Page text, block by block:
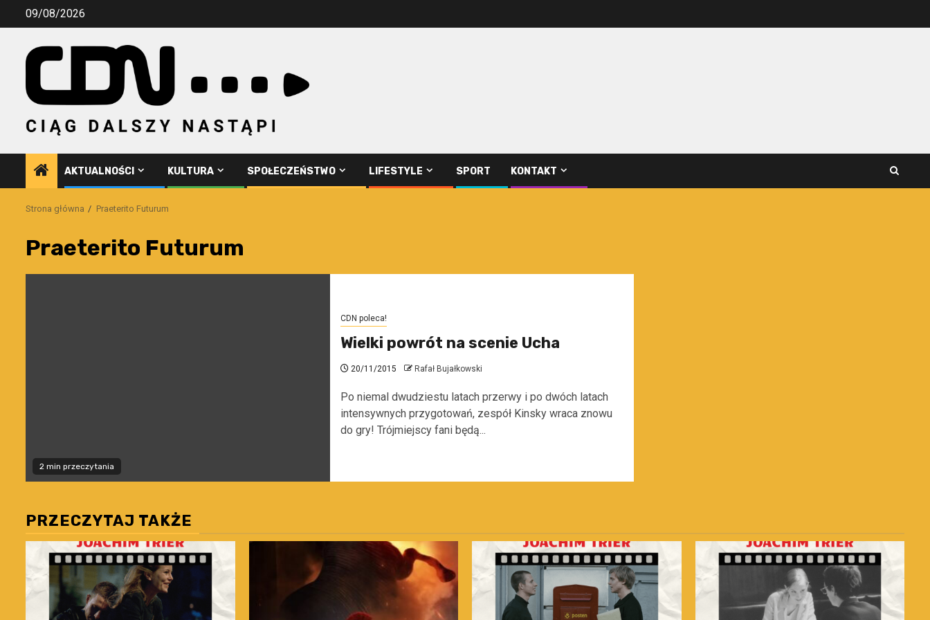
Przejdź09/08/2026
AKTUALNOŚCI KULTURA SPOŁECZEŃSTWO LIFESTYLE SPORT KONTAKT
Strona główna Praeterito Futurum
Praeterito Futurum
2 min przeczytania
CDN poleca!
Wielki powrót na scenie Ucha
20/11/2015 Rafał Bujałkowski
Po niemal dwudziestu latach przerwy i po dwóch latach
intensywnych przygotowań, zespół Kinsky wraca znowu
do gry! Trójmiejscy fani będą...
PRZECZYTAJ TAKŻE